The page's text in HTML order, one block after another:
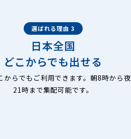
選ばれる理由 3
日本全国
どこからでも出せる
からでもご利用できます。朝8時から夜
21時まで集配可能です。